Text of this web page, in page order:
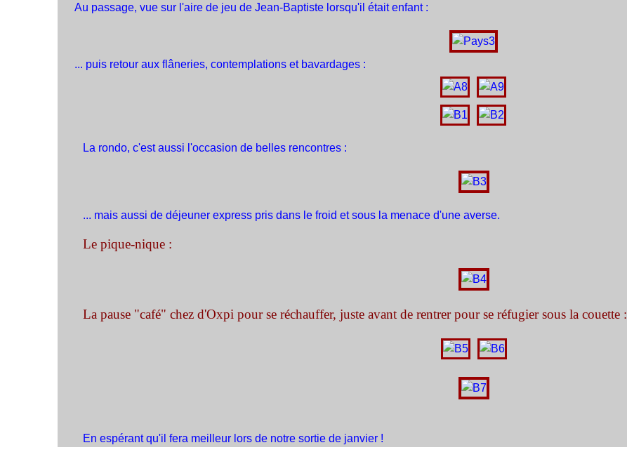
Au passage, vue sur l'aire de jeu de Jean-Baptiste lorsqu'il était enfant :
... puis retour aux flâneries, contemplations et bavardages :
La rondo, c'est aussi l'occasion de belles rencontres :
... mais aussi de déjeuner express pris dans le froid et sous la menace d'une averse.
Le pique-nique :
La pause "café" chez d'Oxpi pour se réchauffer, juste avant de rentrer pour se réfugier sous la couette :
En espérant qu'il fera meilleur lors de notre sortie de janvier !